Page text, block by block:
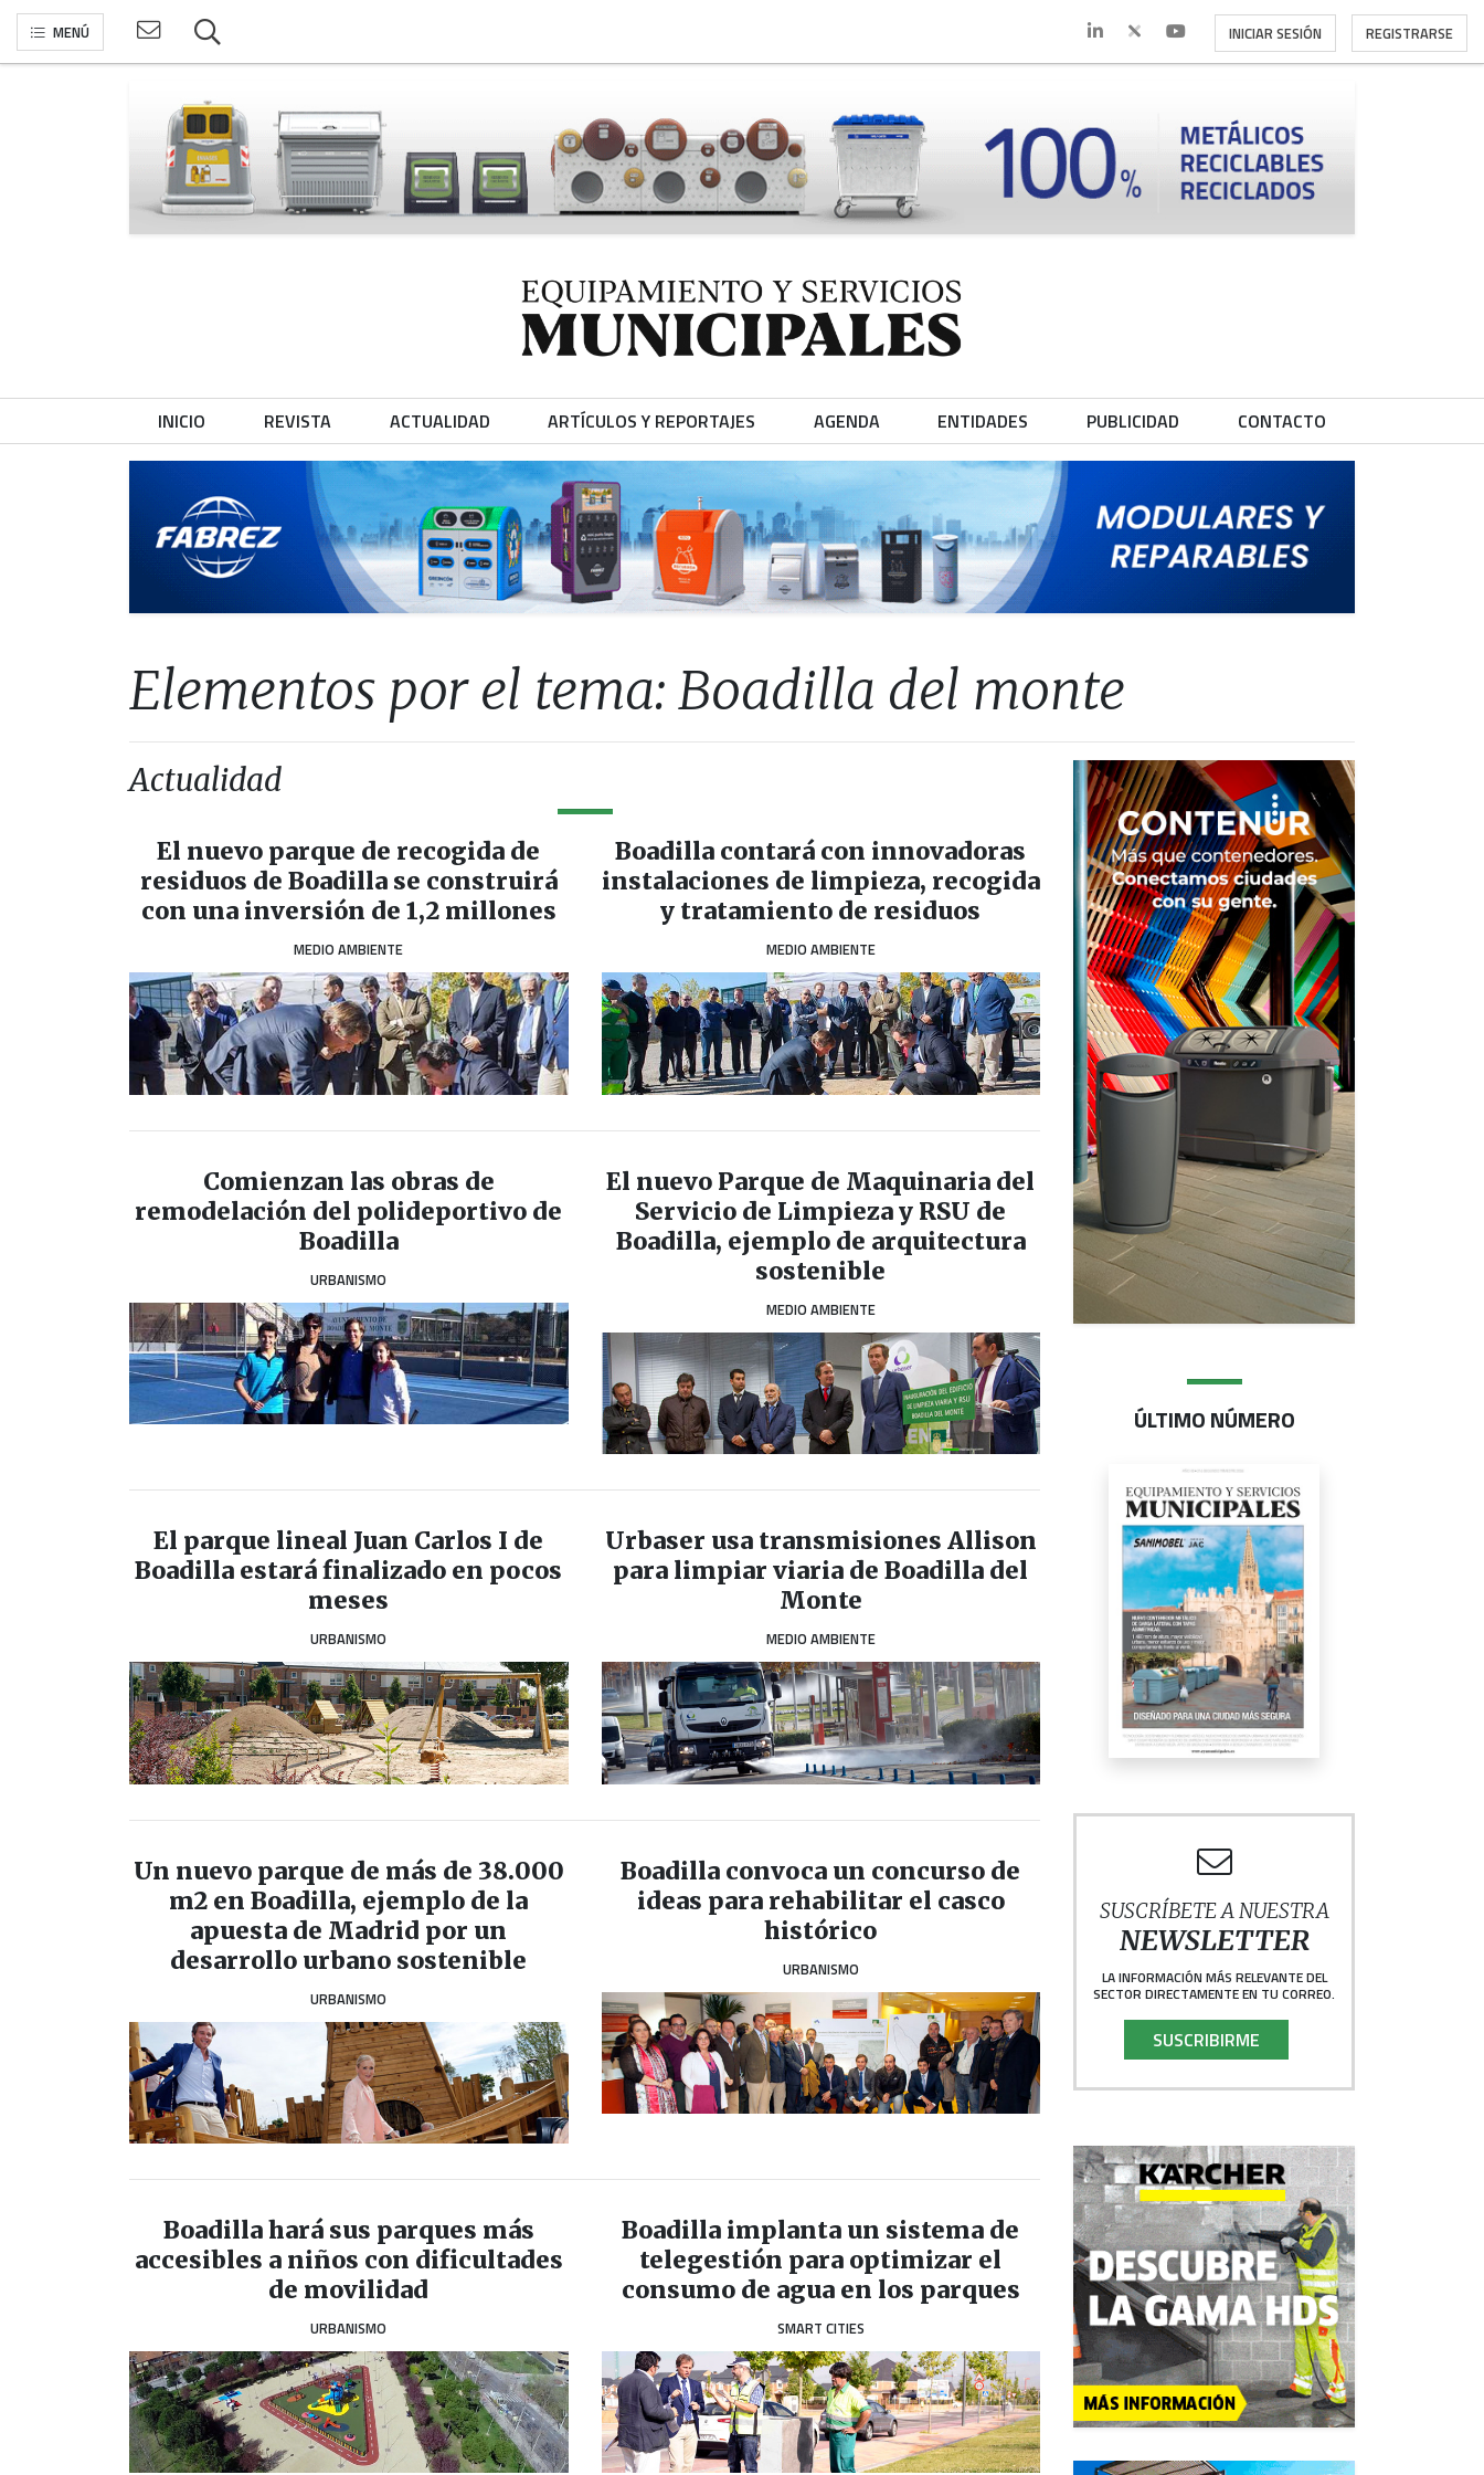
MENÚ INICIAR SESIÓN REGISTRARSE
INICIO REVISTA ACTUALIDAD ARTÍCULOS Y REPORTAJES AGENDA ENTIDADES PUBLICIDAD CONTACTO
Elementos por el tema: Boadilla del monte
Actualidad
El nuevo parque de recogida de
residuos de Boadilla se construirá
con una inversión de 1,2 millones
MEDIO AMBIENTE
Boadilla contará con innovadoras
instalaciones de limpieza, recogida
y tratamiento de residuos
MEDIO AMBIENTE
Comienzan las obras de
remodelación del polideportivo de
Boadilla
URBANISMO
El nuevo Parque de Maquinaria del
Servicio de Limpieza y RSU de
Boadilla, ejemplo de arquitectura
sostenible
MEDIO AMBIENTE
El parque lineal Juan Carlos I de
Boadilla estará finalizado en pocos
meses
URBANISMO
Urbaser usa transmisiones Allison
para limpiar viaria de Boadilla del
Monte
MEDIO AMBIENTE
Un nuevo parque de más de 38.000
m2 en Boadilla, ejemplo de la
apuesta de Madrid por un
desarrollo urbano sostenible
URBANISMO
Boadilla convoca un concurso de
ideas para rehabilitar el casco
histórico
URBANISMO
Boadilla hará sus parques más
accesibles a niños con dificultades
de movilidad
URBANISMO
Boadilla implanta un sistema de
telegestión para optimizar el
consumo de agua en los parques
SMART CITIES
ÚLTIMO NÚMERO
SUSCRÍBETE A NUESTRA
NEWSLETTER
LA INFORMACIÓN MÁS RELEVANTE DEL
SECTOR DIRECTAMENTE EN TU CORREO.
SUSCRIBIRME